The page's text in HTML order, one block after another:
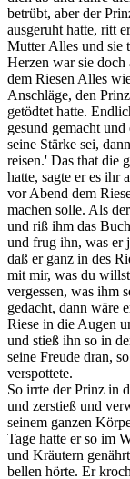
betrübt, aber der
ausgeruht hatte, ritt
Mutter Alles und sie
Herzen war sie
dem Riesen Alles
Anschläge, den
getödtet hatte.
gesund gemacht
seine Stärke sei,
reisen.' Das that die
hatte, sagte er es ihr
vor Abend dem
machen solle. Als
und riß ihm das
und frug ihn, was er
daß er ganz in des
mit mir, was du
vergessen, was ihm
gedacht, dann wäre
Riese in die Augen
und stieß ihn so in
seine Freude dran,
verspottete.
So irrte der Prinz in
und zerstieß und
seinem ganzen
Tage hatte er so im
und Kräutern
bellen hörte. Er